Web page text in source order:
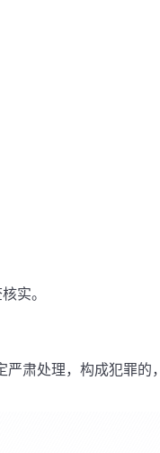
实。
肃处理，构成犯罪的